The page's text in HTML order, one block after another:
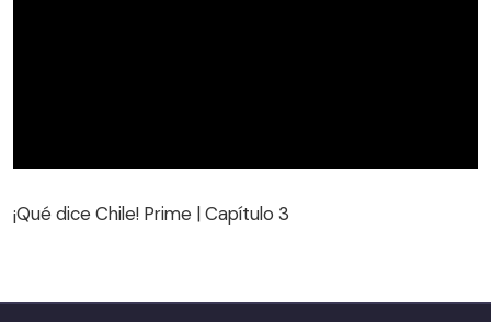
¡Qué dice Chile! Prime | Capítulo 3